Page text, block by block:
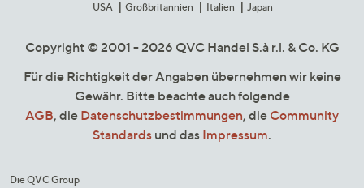
USA
Großbritannien Italien Japan
Copyright © 2001 - 2026 QVC Handel S.à r.l. & Co. KG
Für die Richtigkeit der Angaben übernehmen wir keine
Gewähr. Bitte beachte auch folgende
AGB, die Datenschutzbestimmungen, die Community
Standards und das Impressum.
Die QVC Group